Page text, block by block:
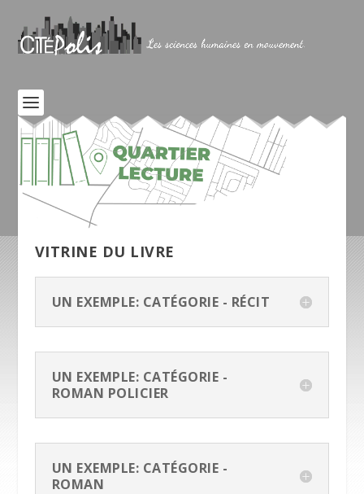
VITRINE DU LIVRE
UN EXEMPLE: CATÉGORIE - RÉCIT
UN EXEMPLE: CATÉGORIE -
ROMAN POLICIER
UN EXEMPLE: CATÉGORIE -
ROMAN